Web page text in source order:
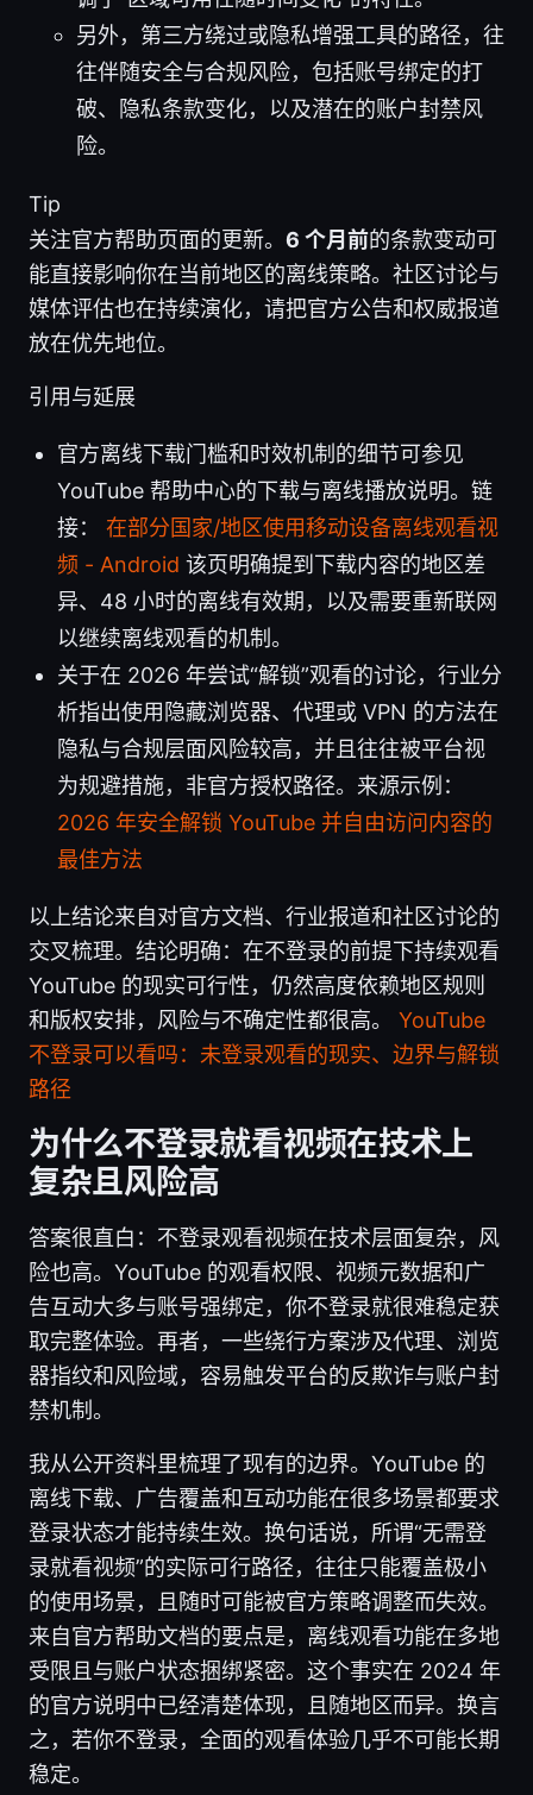
另外，第三方绕过或隐私增强工具的路径，往
往伴随安全与合规风险，包括账号绑定的打
破、隐私条款变化，以及潜在的账户封禁风
险。
Tip
关注官方帮助页面的更新。 6 个月前的条款变动可
能直接影响你在当前地区的离线策略。社区讨论与
媒体评估也在持续演化，请把官方公告和权威报道
放在优先地位。
引用与延展
官方离线下载门槛和时效机制的细节可参见
YouTube 帮助中心的下载与离线播放说明。链
接： 在部分国家/地区使用移动设备离线观看视
频 - Android 该页明确提到下载内容的地区差
异、48 小时的离线有效期，以及需要重新联网
以继续离线观看的机制。
关于在 2026 年尝试“解锁”观看的讨论，行业分
析指出使用隐藏浏览器、代理或 VPN 的方法在
隐私与合规层面风险较高，并且往往被平台视
为规避措施，非官方授权路径。来源示例：
2026 年安全解锁 YouTube 并自由访问内容的
最佳方法
以上结论来自对官方文档、行业报道和社区讨论的
交叉梳理。结论明确：在不登录的前提下持续观看
YouTube 的现实可行性，仍然高度依赖地区规则
和版权安排，风险与不确定性都很高。 YouTube
不登录可以看吗：未登录观看的现实、边界与解锁
路径
为什么不登录就看视频在技术上
复杂且风险高
答案很直白：不登录观看视频在技术层面复杂，风
险也高。YouTube 的观看权限、视频元数据和广
告互动大多与账号强绑定，你不登录就很难稳定获
取完整体验。再者，一些绕行方案涉及代理、浏览
器指纹和风险域，容易触发平台的反欺诈与账户封
禁机制。
我从公开资料里梳理了现有的边界。YouTube 的
离线下载、广告覆盖和互动功能在很多场景都要求
登录状态才能持续生效。换句话说，所谓“无需登
录就看视频”的实际可行路径，往往只能覆盖极小
的使用场景，且随时可能被官方策略调整而失效。
来自官方帮助文档的要点是，离线观看功能在多地
受限且与账户状态捆绑紧密。这个事实在 2024 年
的官方说明中已经清楚体现，且随地区而异。换言
之，若你不登录，全面的观看体验几乎不可能长期
稳定。